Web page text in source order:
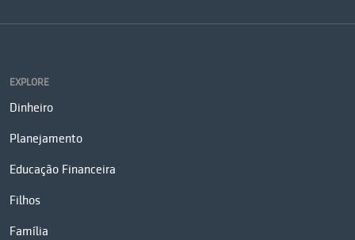
EXPLORE
Dinheiro
Planejamento
Educação Financeira
Filhos
Família